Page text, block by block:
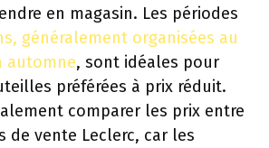
en magasin. Les périodes
généralement organisées au
automne, sont idéales pour
préférées à prix réduit.
comparer les prix entre
de vente Leclerc, car les